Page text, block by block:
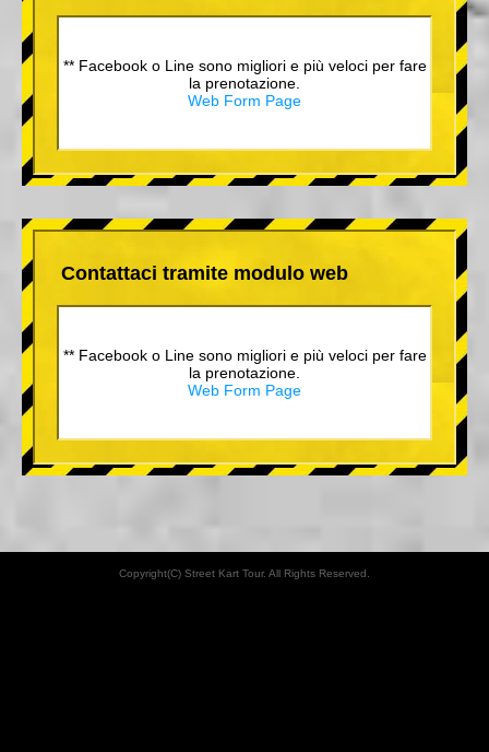
** Facebook o Line sono migliori e più veloci per fare
la prenotazione.
Web Form Page
Contattaci tramite modulo web
** Facebook o Line sono migliori e più veloci per fare
la prenotazione.
Web Form Page
Copyright(C) Street Kart Tour. All Rights Reserved.